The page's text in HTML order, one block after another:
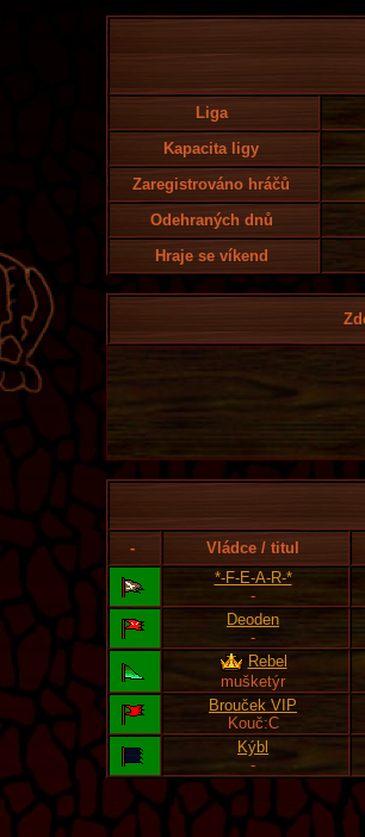
Liga
Kapacita ligy
Zaregistrováno hráčů
Odehraných dnů
Hraje se víkend
- Vládce / titul
*-F-E-A-R-*
-
Deoden
-
Rebel
mušketýr
Brouček VIP
Kouč:C
Kýbl
-